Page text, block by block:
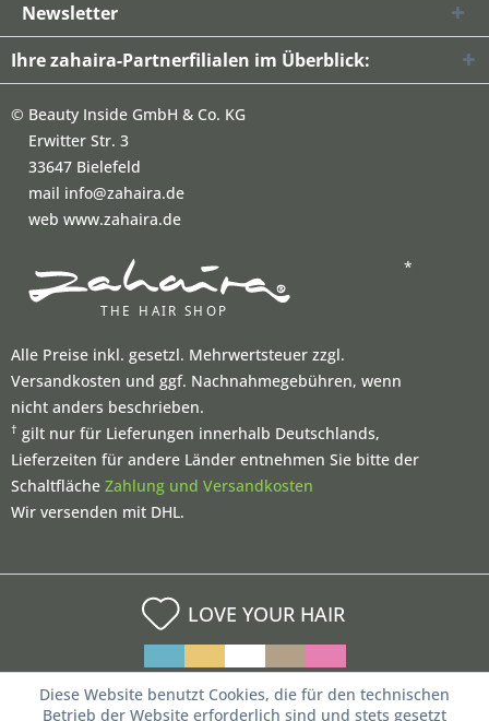
Newsletter
Ihre zahaira-Partnerfilialen im Überblick:
© Beauty Inside GmbH & Co. KG
Erwitter Str. 3
33647 Bielefeld
mail info@zahaira.de
web www.zahaira.de
*
Alle Preise inkl. gesetzl. Mehrwertsteuer zzgl.
Versandkosten und ggf. Nachnahmegebühren, wenn
nicht anders beschrieben.
† gilt nur für Lieferungen innerhalb Deutschlands,
Lieferzeiten für andere Länder entnehmen Sie bitte der
Schaltfläche Zahlung und Versandkosten
Wir versenden mit DHL.
LOVE YOUR HAIR
Diese Website benutzt Cookies, die für den technischen
Betrieb der Website erforderlich sind und stets gesetzt